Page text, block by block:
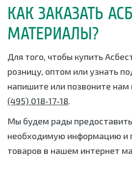
КАК ЗАКАЗАТЬ
МАТЕРИАЛЫ?
Для того, чтобы купить
розницу, оптом или узнать
напишите или позвоните нам
(495) 018-17-18.
Мы будем рады
необходимую информацию и
товаров в нашем интернет